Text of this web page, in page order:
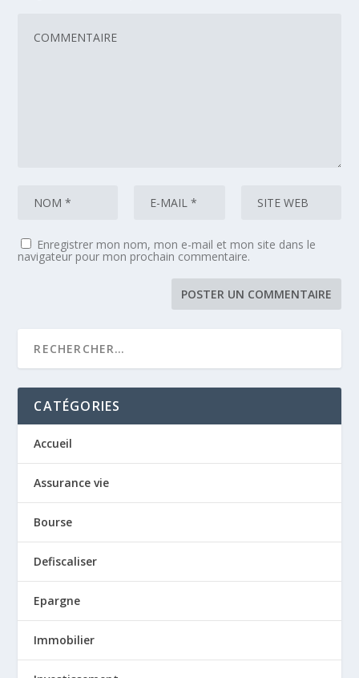
Enregistrer mon nom, mon e-mail et mon site dans le
navigateur pour mon prochain commentaire.
CATÉGORIES
Accueil
Assurance vie
Bourse
Defiscaliser
Epargne
Immobilier